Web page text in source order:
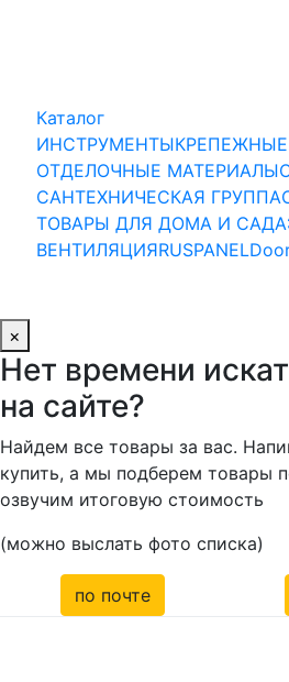
Каталог
ИНСТРУМЕНТЫ
ОТДЕЛОЧНЫЕ МАТЕРИАЛЫ
САНТЕХНИЧЕСКАЯ ГРУППА
ТОВАРЫ ДЛЯ ДОМА И САДА
ВЕНТИЛЯЦИЯRUSPANEL
×
Нет времени
на сайте?
Найдем все товары за вас.
купить, а мы подберем товары
озвучим итоговую стоимость
(можно выслать фото списка)
по почте